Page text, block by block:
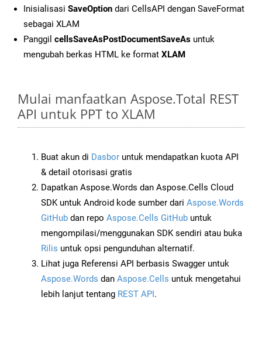
Inisialisasi SaveOption dari CellsAPI dengan SaveFormat
sebagai XLAM
Panggil cellsSaveAsPostDocumentSaveAs untuk
mengubah berkas HTML ke format XLAM
Mulai manfaatkan Aspose.Total REST
API untuk PPT to XLAM
Buat akun di Dasbor untuk mendapatkan kuota API
& detail otorisasi gratis
Dapatkan Aspose.Words dan Aspose.Cells Cloud
SDK untuk Android kode sumber dari Aspose.Words
GitHub dan repo Aspose.Cells GitHub untuk
mengompilasi/menggunakan SDK sendiri atau buka
Rilis untuk opsi pengunduhan alternatif.
Lihat juga Referensi API berbasis Swagger untuk
Aspose.Words dan Aspose.Cells untuk mengetahui
lebih lanjut tentang REST API.